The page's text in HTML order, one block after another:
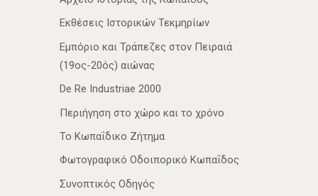
Εκθέσεις Ιστορικών Τεκμηρίων
Εμπόριο και Τράπεζες στον Πειραιά
(19ος-20ός) αιώνας
De Re Industriae 2000
Περιήγηση στο χώρο και το χρόνο
Το Κωπαΐδικο Ζήτημα
Φωτογραφικό Οδοιπορικό Κωπαΐδος
Συνοπτικός Οδηγός